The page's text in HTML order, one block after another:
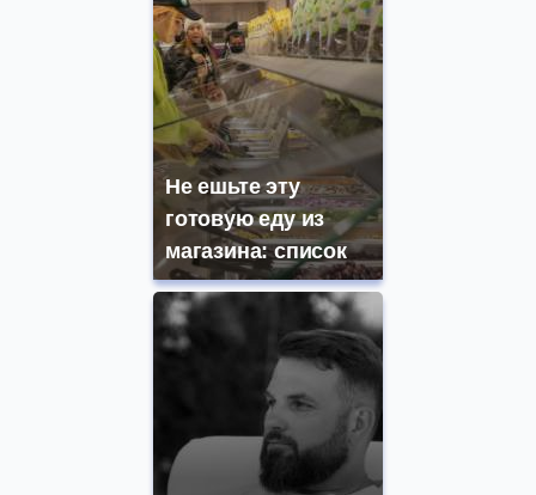
Не ешьте эту
готовую еду из
магазина: список